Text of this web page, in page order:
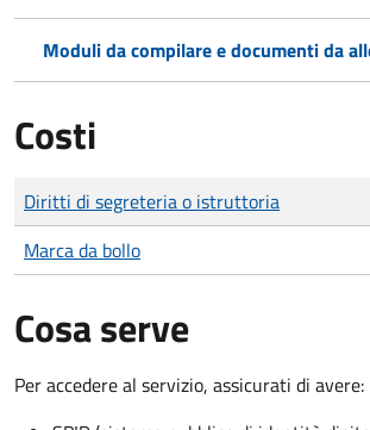
Moduli da compilare e documenti da
Costi
Tipo di pagamento
Importo
Diritti di segreteria o istruttoria
Marca da bollo
Cosa serve
Per accedere al servizio, assicurati di avere: